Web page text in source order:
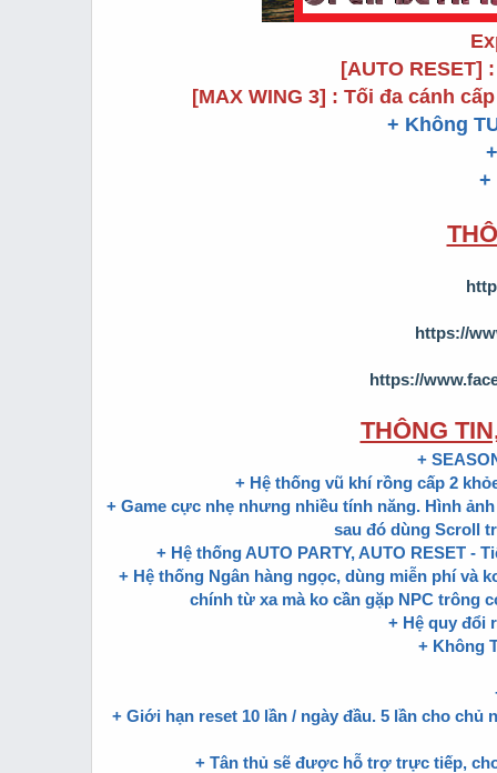
[AUTO RESET]
[MAX WING 3] : Tối đa cánh
+ Không
+
https://
https://
THÔNG
+
+ Hệ thống vũ khí rồng cấp 2
+ Game cực nhẹ nhưng nhiều tính năng. Hình
sau đó dùng Scroll
+ Hệ thống AUTO PARTY, AUTO RESET
+ Hệ thống Ngân hàng ngọc, dùng miễn phí
chính từ xa mà ko cần gặp NPC trông
+ Hệ quy đổi
+ Không
+ Giới hạn reset 10 lần / ngày đầu. 5 lần cho
+ Tân thủ sẽ được hỗ trợ trực tiếp,